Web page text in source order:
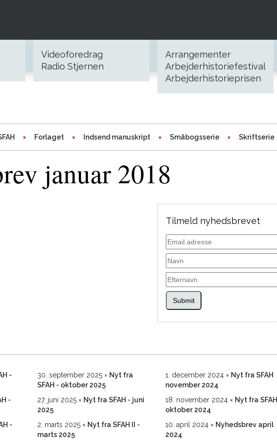
Videoforedrag
Radio Stjernen
Arrangementer
Arbejderhistoriefestival
Arbejderhistorieprisen
Forlaget Indsend manuskript Småbogsserie Skriftserie
januar 2018
Tilmeld nyhedsbrevet
Submit
-
-
-
30. september 2025
Nyt fra
SFAH - oktober 2025
27. juni 2025
Nyt fra SFAH - juni
2025
2. marts 2025
Nyt fra SFAH II -
marts 2025
1. december 2024
Nyt fra SFAH
november 2024
18. november 2024
Nyt fra SFAH
oktober 2024
10. april 2024
Nyhedsbrev april
2024